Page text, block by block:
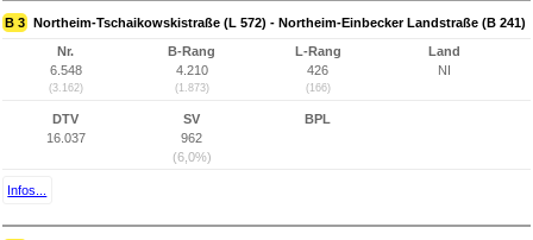
B 3 Northeim-Tschaikowskistraße (L 572) - Northeim-Einbecker Landstraße (B 241)
Nr.
6.548
(3.162)
B-Rang
4.210
(1.873)
L-Rang
426
(166)
Land
NI
DTV
16.037
SV
962
(6,0%)
BPL
Infos...